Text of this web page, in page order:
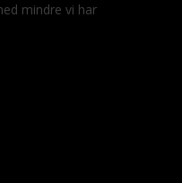
mindre vi har